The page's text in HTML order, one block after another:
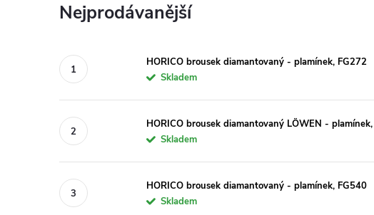
Nejprodávanější
HORICO brousek diamantovaný - plamínek, FG272
Skladem
HORICO brousek diamantovaný LÖWEN -
Skladem
HORICO brousek diamantovaný - plamínek, FG540
Skladem